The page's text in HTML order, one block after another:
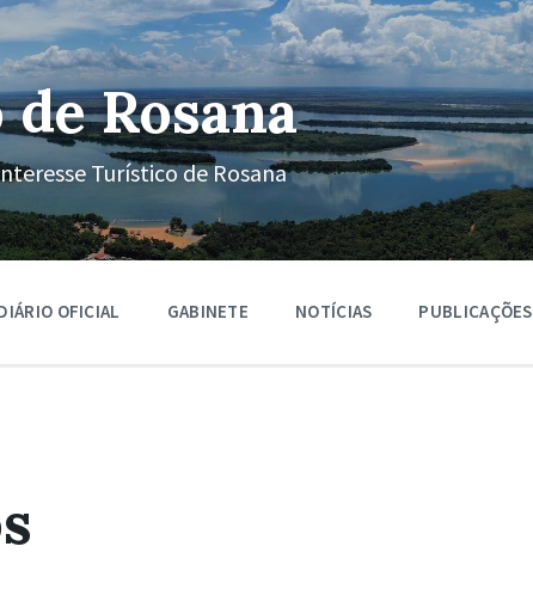
Rosana
Turístico de Rosana
OFICIAL GABINETE NOTÍCIAS PUBLICAÇÕES